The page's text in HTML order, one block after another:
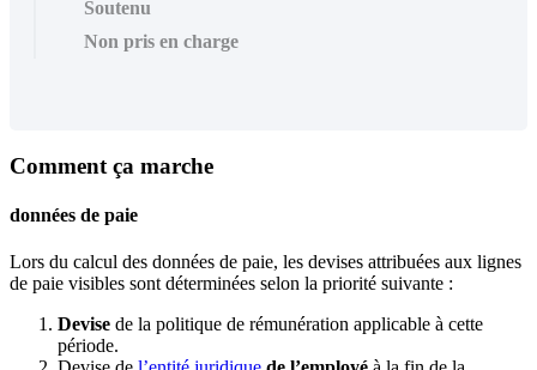
Soutenu
Non pris en charge
Comment ça marche
données de paie
Lors du calcul des données de paie, les devises attribuées aux lignes
de paie visibles sont déterminées selon la priorité suivante :
Devise de la politique de rémunération applicable à cette
période.